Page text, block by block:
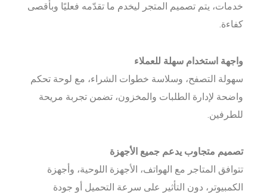
خدمات، يتم تصميم المتجر ليخدم ما تقدّمه فعليًا وبأقصى
كفاءة.
واجهة استخدام سهلة للعملاء
سهولة التصفح، وسلاسة خطوات الشراء، مع لوحة تحكم
واضحة لإدارة الطلبات والمخزون، تضمن تجربة مريحة
للطرفين.
تصميم متجاوب يدعم جميع الأجهزة
تتوافق المتاجر مع الهواتف، الأجهزة اللوحية، وأجهزة
الكمبيوتر، دون التأثير على سرعة التحميل أو جودة